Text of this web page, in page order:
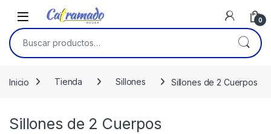
Skip to navigation
Skip to content
0
Buscar por:
Inicio Tienda Sillones Sillones de 2 Cuerpos
Sillones de 2 Cuerpos